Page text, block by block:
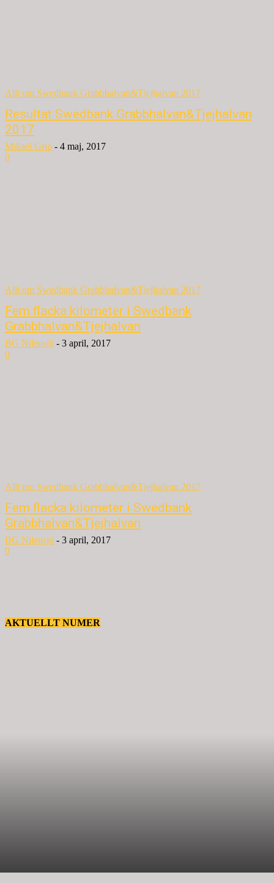
Allt om Swedbank Grabbhalvan&Tjejhalvan 2017
Resultat Swedbank Grabbhalvan&Tjejhalvan
2017
Mikael Grip - 4 maj, 2017
0
Allt om Swedbank Grabbhalvan&Tjejhalvan 2017
Fem flacka kilometer i Swedbank
Grabbhalvan&Tjejhalvan
BG Nilensjö - 3 april, 2017
0
Allt om Swedbank Grabbhalvan&Tjejhalvan 2017
Fem flacka kilometer i Swedbank
Grabbhalvan&Tjejhalvan
BG Nilensjö - 3 april, 2017
0
AKTUELLT NUMER